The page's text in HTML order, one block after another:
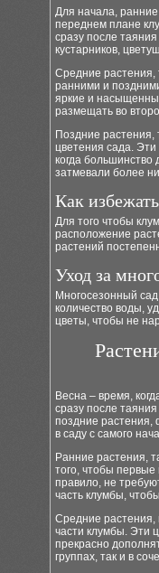
Для начала,
переднем плане
сразу после
кустарников,
Средние растения,
ранними и
яркие и
размещать во
Поздние растения,
цветения сада. Эти
когда большинство
затмевали более
Как
Для того чтобы
расположение
растений
Уход за
Многосезонный
количество воды,
цветы, чтобы не
Весна – время,
сразу после
поздние растения,
в саду с самого
Ранние растения,
того, чтобы первые
правило, не
часть клумбы,
Средние растения,
части клумбы. Эти
прекрасно
группах, так и в